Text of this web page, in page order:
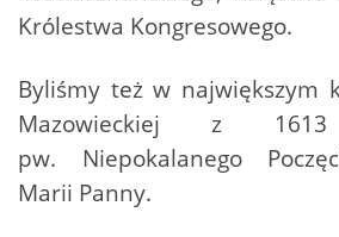
Królestwa Kongresowego.
Byliśmy też w największym
Mazowieckiej z
pw. Niepokalanego
Marii Panny.